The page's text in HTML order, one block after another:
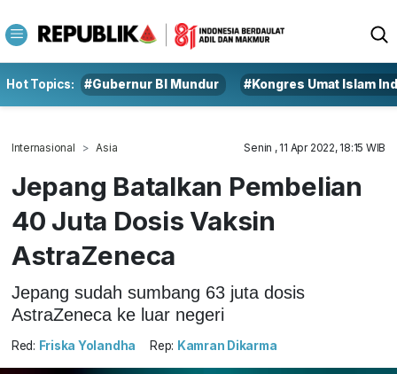
Hot Topics: #Gubernur BI Mundur #Kongres Umat Islam
Internasional Asia Senin , 11 Apr 2022, 18:15 WIB
Jepang Batalkan Pembelian
40 Juta Dosis Vaksin
AstraZeneca
Jepang sudah sumbang 63 juta dosis
AstraZeneca ke luar negeri
Red: Friska Yolandha Rep: Kamran Dikarma